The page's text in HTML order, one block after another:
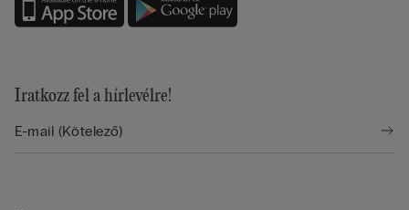
Iratkozz fel a hírlevélre!